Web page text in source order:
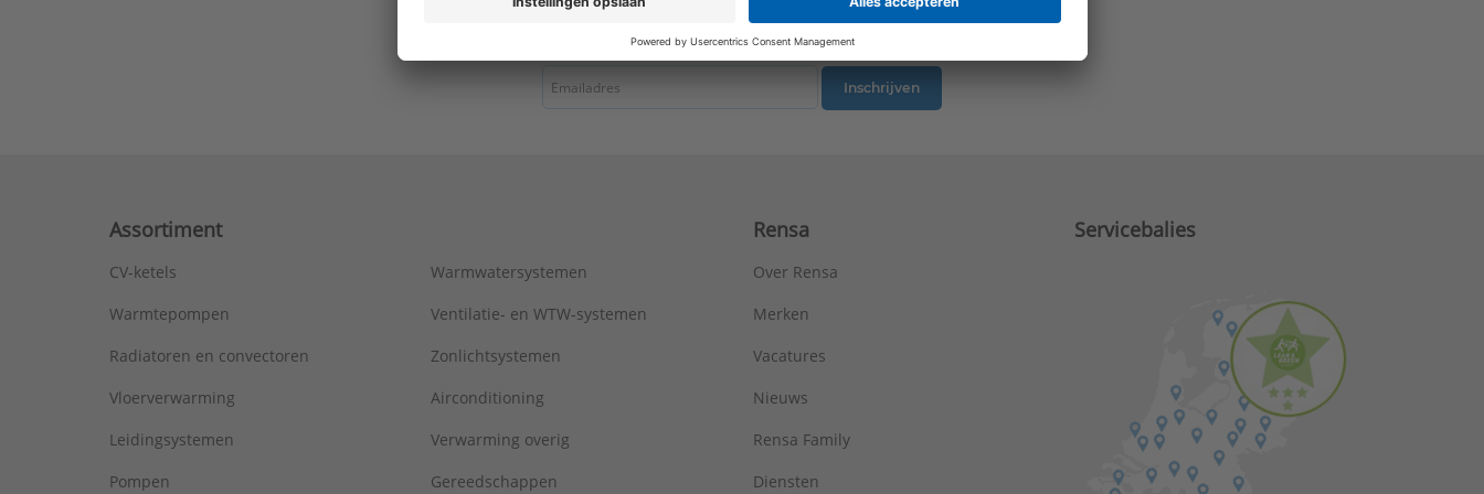
Inschrijven
Assortiment
CV-ketels
Warmtepompen
Radiatoren en convectoren
Vloerverwarming
Leidingsystemen
Pompen
Warmwatersystemen
Ventilatie- en WTW-systemen
Zonlichtsystemen
Airconditioning
Verwarming overig
Gereedschappen
Rensa
Over Rensa
Merken
Vacatures
Nieuws
Rensa Family
Diensten
Servicebalies